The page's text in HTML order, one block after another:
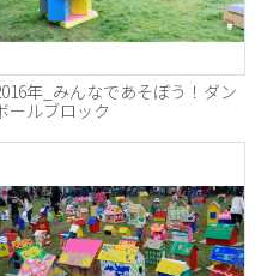
年_みんなであそぼう！ダン
ールブロック